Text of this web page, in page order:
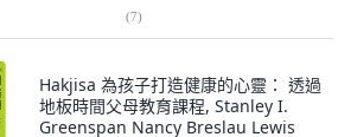
(7)
Hakjisa 為孩子打造健康的心靈： 透過
地板時間父母教育課程, Stanley I.
Greenspan Nancy Breslau Lewis